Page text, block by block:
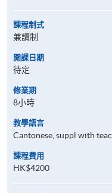
課程制式
兼讀制
開課日期
待定
修業期
8小時
教學語言
Cantonese, suppl with
課程費用
HK$4200